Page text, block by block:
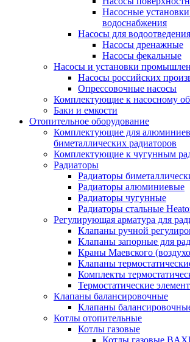
Насосные
водоснабжения
Насосы для водоотведения
Насосы дренажные
Насосы фекальные
Насосы и установки
Насосы российских
Опрессовочные насосы
Комплектующие к насосному
Баки и емкости
Отопительное оборудование
Комплектующие для
биметаллических радиаторов
Комплектующие к чугунным
Радиаторы
Радиаторы
Радиаторы алюминиевые
Радиаторы чугунные
Радиаторы стальные
Регулирующая арматура для
Клапаны ручной
Клапаны запорные для
Краны Маевского
Клапаны
Комплекты
Термостатические
Клапаны балансировочные
Клапаны
Котлы отопительные
Котлы газовые
Котлы газовые